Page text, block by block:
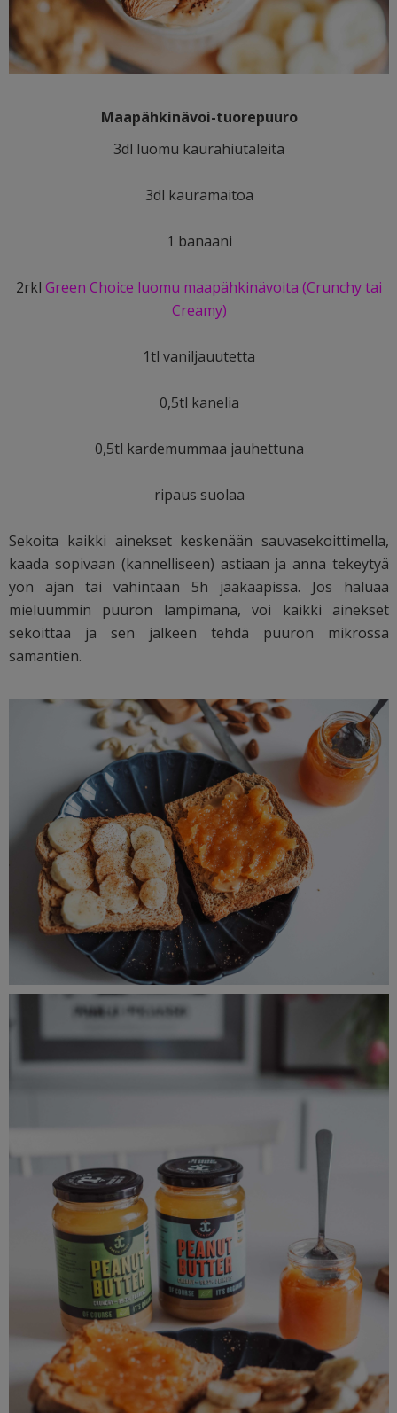
Maapähkinävoi-tuorepuuro
3dl luomu kaurahiutaleita
3dl kauramaitoa
1 banaani
2rklGreen Choice luomu maapähkinävoita (Crunchy tai
Creamy)
1tl vaniljauutetta
0,5tl kanelia
0,5tl kardemummaa jauhettuna
ripaus suolaa
Sekoita kaikki ainekset keskenään sauvasekoittimella,
kaada sopivaan (kannelliseen) astiaan ja anna tekeytyä
yön ajan tai vähintään 5h jääkaapissa. Jos haluaa
mieluummin puuron lämpimänä, voi kaikki ainekset
sekoittaa ja sen jälkeen tehdä puuron mikrossa
samantien.